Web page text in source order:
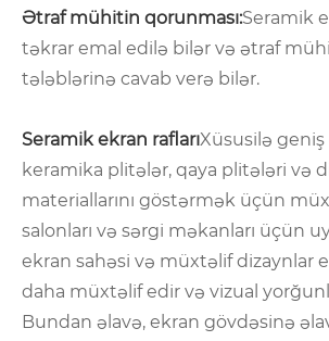
Ətraf mühitin qorunması:Seramik
təkrar emal edilə bilər və ətraf
tələblərinə cavab verə bilər.
Seramik ekran raflarıXüsusilə
keramika plitələr, qaya plitələri və
materiallarını göstərmək üçün
salonları və sərgi məkanları üçün
ekran sahəsi və müxtəlif dizaynlar
daha müxtəlif edir və vizual
Bundan əlavə, ekran gövdəsinə